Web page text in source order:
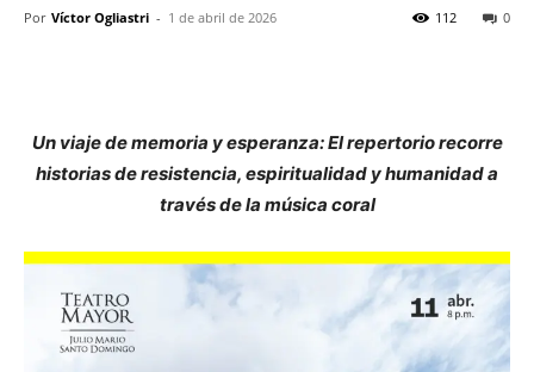
Por Víctor Ogliastri - 1 de abril de 2026 0
112
Un viaje de memoria y esperanza: El repertorio recorre
historias de resistencia, espiritualidad y humanidad a
través de la música coral